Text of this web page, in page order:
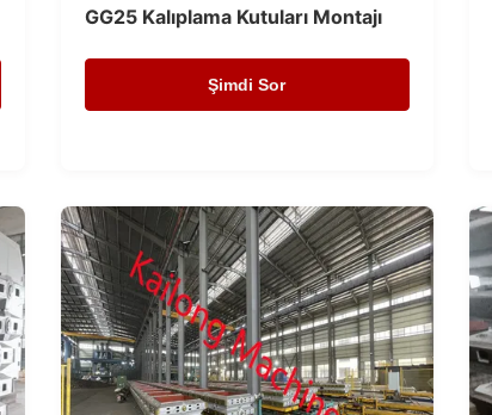
GG25 Kalıplama Kutuları Montajı
Şimdi Sor